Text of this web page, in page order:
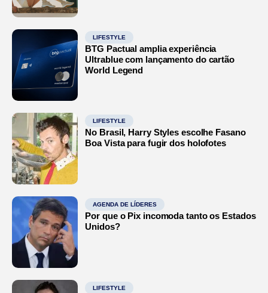
LIFESTYLE
BTG Pactual amplia experiência
Ultrablue com lançamento do cartão
World Legend
LIFESTYLE
No Brasil, Harry Styles escolhe Fasano
Boa Vista para fugir dos holofotes
AGENDA DE LÍDERES
Por que o Pix incomoda tanto os Estados
Unidos?
LIFESTYLE